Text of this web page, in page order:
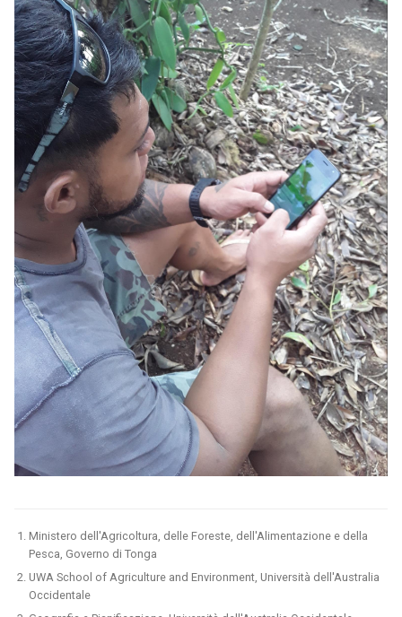
Ministero dell'Agricoltura, delle Foreste, dell'Alimentazione e della
Pesca, Governo di Tonga
UWA School of Agriculture and Environment, Università dell'Australia
Occidentale